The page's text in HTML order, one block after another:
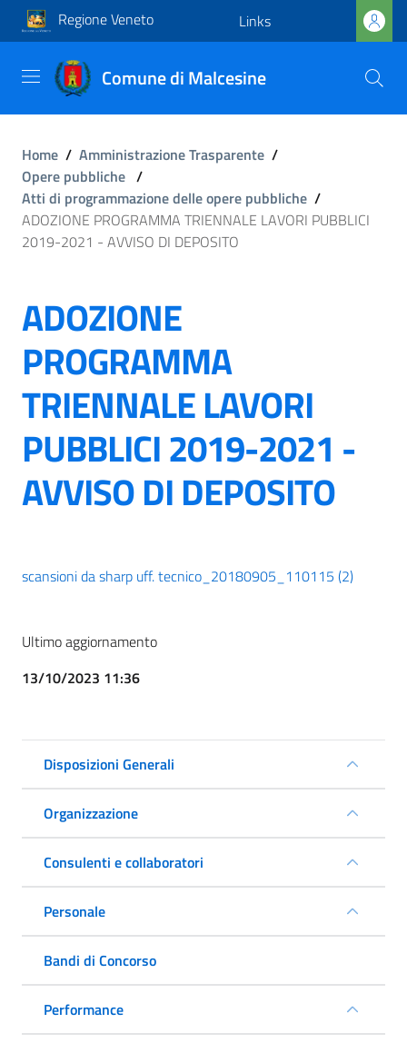
Regione Veneto Links
Comune di Malcesine
Home / Amministrazione Trasparente /
Opere pubbliche /
Atti di programmazione delle opere pubbliche /
ADOZIONE PROGRAMMA TRIENNALE LAVORI PUBBLICI
2019-2021 - AVVISO DI DEPOSITO
ADOZIONE
PROGRAMMA
TRIENNALE LAVORI
PUBBLICI 2019-2021 -
AVVISO DI DEPOSITO
scansioni da sharp uff. tecnico_20180905_110115 (2)
Ultimo aggiornamento
13/10/2023 11:36
Disposizioni Generali
Organizzazione
Consulenti e collaboratori
Personale
Bandi di Concorso
Performance